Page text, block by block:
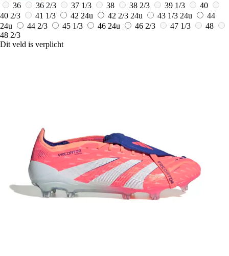
36
36 2/3 37 1/3 38 38 2/3 39 1/3
40
40 2/3
41 1/3 42 24u 42 2/3 24u 43 1/3 24u
44
24u
44 2/3 45 1/3 46 24u 46 2/3 47 1/3
48
48 2/3
Dit veld is verplicht